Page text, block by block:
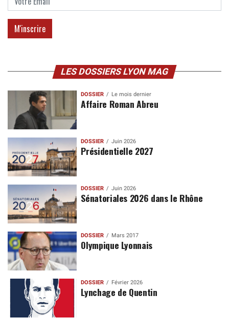
LES DOSSIERS LYON MAG
DOSSIER Le mois dernier
Affaire Roman Abreu
DOSSIER Juin 2026
Présidentielle 2027
DOSSIER Juin 2026
Sénatoriales 2026 dans le Rhône
DOSSIER Mars 2017
Olympique Lyonnais
DOSSIER Février 2026
Lynchage de Quentin